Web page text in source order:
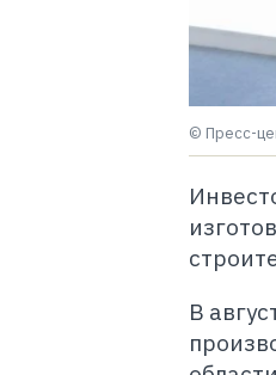
© Пресс-
В